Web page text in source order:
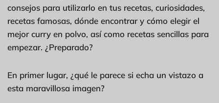
consejos para utilizarlo en tus recetas, curiosidades,
recetas famosas, dónde encontrar y cómo elegir el
mejor curry en polvo, así como recetas sencillas para
empezar. ¿Preparado?
En primer lugar, ¿qué le parece si echa un vistazo a
esta maravillosa imagen?